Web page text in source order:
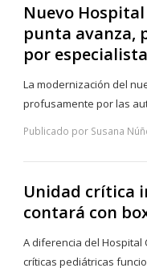
Nuevo
punta avanza,
por
La modernización del
profusamente por las
Publicado por Susana
Unidad crítica
contará con
A diferencia del Hospital
críticas pediátricas